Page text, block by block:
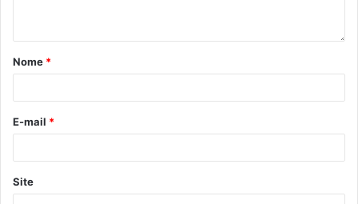
Nome *
E-mail *
Site